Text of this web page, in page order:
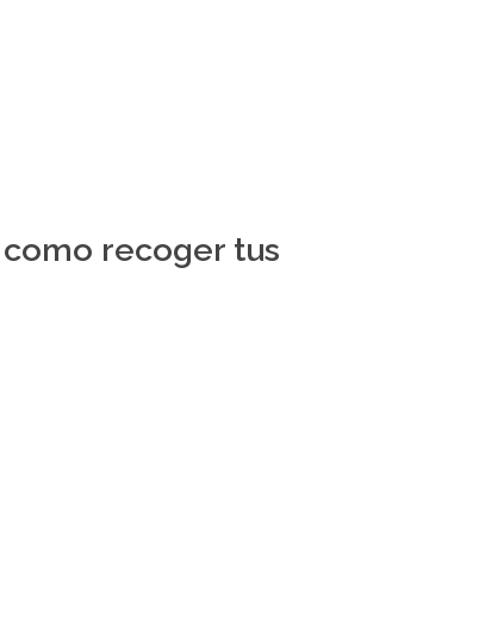
recoger tus